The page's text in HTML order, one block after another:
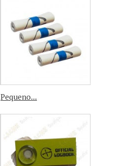
Pequeno...